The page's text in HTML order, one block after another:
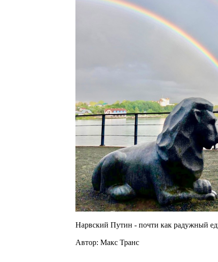
Нарвский Путин - почти как радужный
Автор: Макс Транс